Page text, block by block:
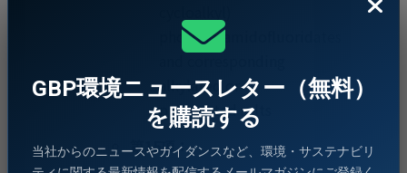
phosphoramidofluoridates
alkylated or
protonated salts
第15項：
GBP環境ニュースレター（無料）
を購読する
当社からのニュースやガイダンスなど、環境・サステナビリ